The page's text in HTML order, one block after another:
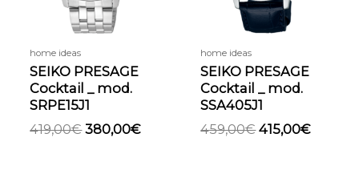
home ideas
SEIKO PRESAGE
Cocktail _ mod.
SRPE15J1
419,00€ 380,00€
home ideas
SEIKO PRESAGE
Cocktail _ mod.
SSA405J1
459,00€ 415,00€